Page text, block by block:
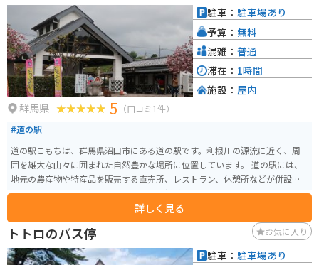
群馬県 5 （口コミ1件）
#道の駅
道の駅こもちは、群馬県沼田市にある道の駅です。利根川の源流に近く、周
囲を雄大な山々に囲まれた自然豊かな場所に位置しています。 道の駅には、
地元の農産物や特産品を販売する直売所、レストラン、休憩所などが併設さ
れています。特に人気なのは、地元産の新鮮な野菜や果物を使ったソフトク
リームやジェラートです。また、レストランでは、地元産の食材を使った料
理を楽しむことができます。 バイクで訪れる場合、道の駅には広い駐車場が
完備されているので安心です。周辺には、尾瀬国立公園や日光国立公園など、
風光明媚なツーリングスポットも数多くあります。 道の駅こもちは、自然豊
詳しく見る
駐車： 駐車場あり
予算： 無料
混雑： 普通
滞在： 1時間
施設： 屋内
トトロのバス停 お気に入り
駐車： 駐車場あり